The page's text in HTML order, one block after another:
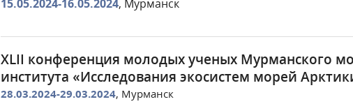
15.05.2024-16.05.2024, Мурманск
XLII конференция молодых ученых Мурманского
института «Исследования экосистем морей
28.03.2024-29.03.2024, Мурманск